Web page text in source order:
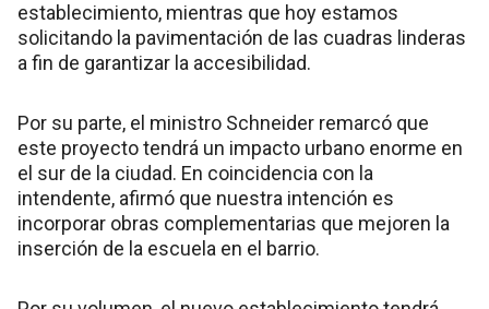
establecimiento, mientras que hoy estamos
solicitando la pavimentación de las cuadras linderas
a fin de garantizar la accesibilidad.
Por su parte, el ministro Schneider remarcó que
este proyecto tendrá un impacto urbano enorme en
el sur de la ciudad. En coincidencia con la
intendente, afirmó que nuestra intención es
incorporar obras complementarias que mejoren la
inserción de la escuela en el barrio.